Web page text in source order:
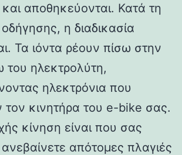
αποθηκεύονται. Κατά τη
η διαδικασία
Τα ιόντα ρέουν πίσω στην
ηλεκτρολύτη,
ηλεκτρόνια που
τον κινητήρα του e-bike σας.
κίνηση είναι που σας
ανεβαίνετε απότομες πλαγιές